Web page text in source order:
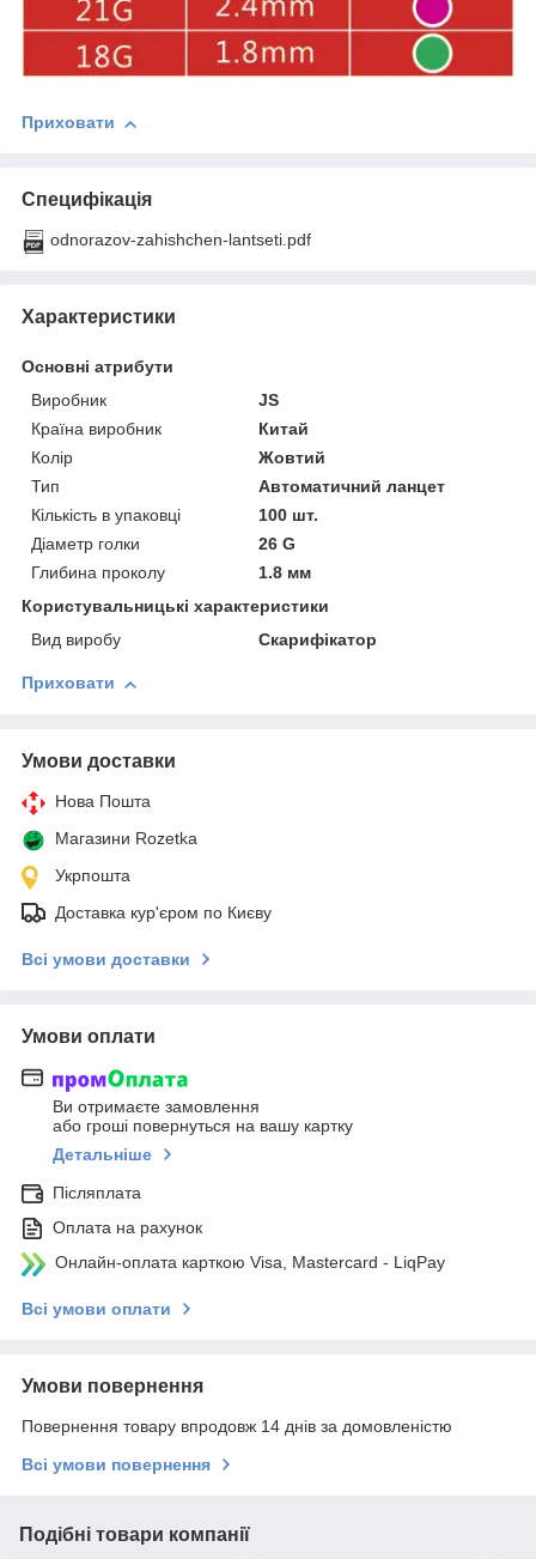
Приховати
Специфікація
odnorazov-zahishchen-lantseti.pdf
Характеристики
Основні атрибути
Виробник
JS
Країна виробник
Китай
Колір
Жовтий
Тип
Автоматичний ланцет
Кількість в упаковці
100 шт.
Діаметр голки
26 G
Глибина проколу
1.8 мм
Користувальницькі характеристики
Вид виробу
Скарифікатор
Приховати
Умови доставки
Нова Пошта
Магазини Rozetka
Укрпошта
Доставка кур'єром по Києву
Всі умови доставки
Умови оплати
Ви отримаєте замовлення
або гроші повернуться на вашу картку
Детальніше
Післяплата
Оплата на рахунок
Онлайн-оплата карткою Visa, Mastercard - LiqPay
Всі умови оплати
Умови повернення
Повернення товару впродовж 14 днів за домовленістю
Всі умови повернення
Подібні товари компанії